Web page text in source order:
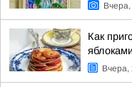
Как
Вчера,